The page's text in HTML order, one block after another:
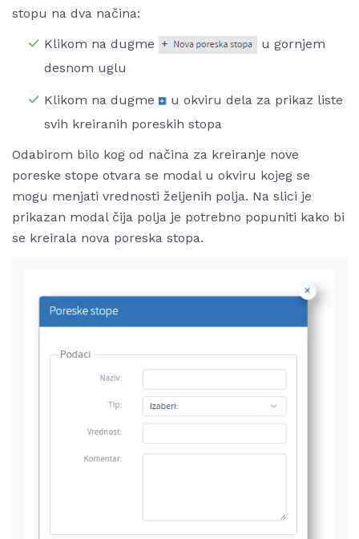
stopu na dva načina:
Klikom na dugme
u gornjem
desnom uglu
Klikom na dugme
u okviru dela za prikaz liste
svih kreiranih poreskih stopa
Odabirom bilo kog od načina za kreiranje nove
poreske stope otvara se modal u okviru kojeg se
mogu menjati vrednosti željenih polja. Na slici je
prikazan modal čija polja je potrebno popuniti kako bi
se kreirala nova poreska stopa.